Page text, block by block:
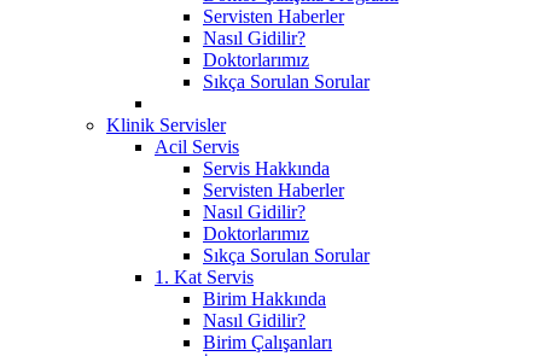
Servisten Haberler
Nasıl Gidilir?
Doktorlarımız
Sıkça Sorulan Sorular
Klinik Servisler
Acil Servis
Servis Hakkında
Servisten Haberler
Nasıl Gidilir?
Doktorlarımız
Sıkça Sorulan Sorular
1. Kat Servis
Birim Hakkında
Nasıl Gidilir?
Birim Çalışanları